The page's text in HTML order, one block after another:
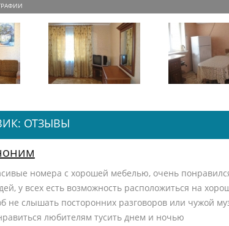
ОТЗЫВЫ
номера с хорошей мебелью, очень
у всех есть возможность расположиться на
не слышать посторонних разговоров или чужой
любителям тусить днем и ночью